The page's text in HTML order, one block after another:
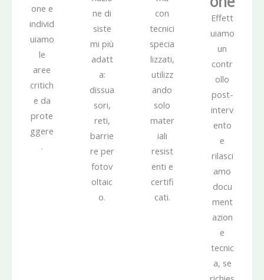
one e
individ
uiamo
le
aree
critich
e da
prote
ggere
.
ne di
siste
mi più
adatt
a:
dissua
sori,
reti,
barrie
re per
fotov
oltaic
o.
con
tecnici
specia
lizzati,
utilizz
ando
solo
mater
iali
resist
enti e
certifi
cati.
Effett
uiamo
un
contr
ollo
post-
interv
ento
e
rilasci
amo
docu
ment
azion
e
tecnic
a, se